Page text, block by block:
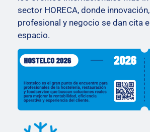
sector HORECA, donde
profesional y negocio se dan cita
espacio.